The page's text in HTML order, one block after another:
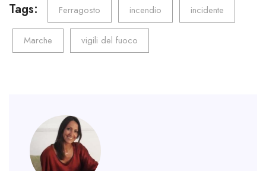
o
ok
er
n
A
p
p
a
m
Tags: Ferragosto incendio incidente
Marche vigili del fuoco